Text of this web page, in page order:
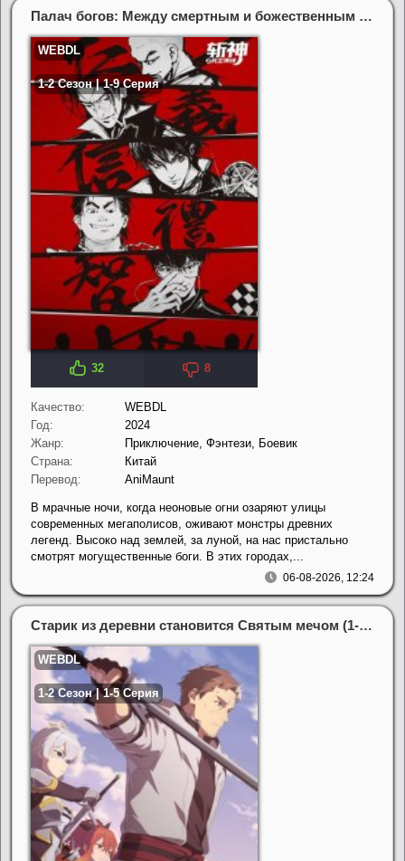
32 8
Палач богов: Между смертным и божественным царством (1-2 Сезон)
Качество:
WEBDL
Год:
2024
Жанр:
Приключение, Фэнтези, Боевик
Страна:
Китай
Перевод:
AniMaunt
06-08-2026, 12:24
В мрачные ночи, когда неоновые огни озаряют улицы
современных мегаполисов, оживают монстры древних
легенд. Высоко над землей, за луной, на нас пристально
смотрят могущественные боги. В этих городах,...
Старик из деревни становится Святым мечом (1-2 Сезон)